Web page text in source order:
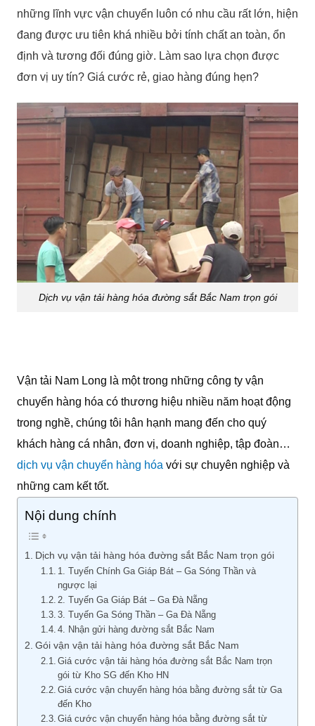
những lĩnh vực vận chuyển luôn có nhu cầu rất lớn, hiện
đang được ưu tiên khá nhiều bởi tính chất an toàn, ổn
định và tương đối đúng giờ. Làm sao lựa chọn được
đơn vị uy tín? Giá cước rẻ, giao hàng đúng hẹn?
Dịch vụ vận tải hàng hóa đường sắt Bắc Nam trọn gói
Vận tải Nam Long là một trong những công ty vận
chuyển hàng hóa có thương hiệu nhiều năm hoạt động
trong nghề, chúng tôi hân hạnh mang đến cho quý
khách hàng cá nhân, đơn vị, doanh nghiệp, tập đoàn…
dịch vụ vận chuyển hàng hóa với sự chuyên nghiệp và
những cam kết tốt.
Nội dung chính
Dịch vụ vận tải hàng hóa đường sắt Bắc Nam trọn gói
1. Tuyến Chính Ga Giáp Bát – Ga Sóng Thần và
ngược lại
2. Tuyến Ga Giáp Bát – Ga Đà Nẵng
3. Tuyến Ga Sóng Thần – Ga Đà Nẵng
4. Nhận gửi hàng đường sắt Bắc Nam
Gói vận vận tải hàng hóa đường sắt Bắc Nam
Giá cước vận tải hàng hóa đường sắt Bắc Nam trọn
gói từ Kho SG đến Kho HN
Giá cước vận chuyển hàng hóa bằng đường sắt từ Ga
đến Kho
Giá cước vận chuyển hàng hóa bằng đường sắt từ